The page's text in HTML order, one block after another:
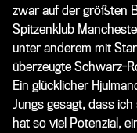
zwar auf der größten
Spitzenklub
unter anderem mit
überzeugte Schwarz-
Ein glücklicher
Jungs gesagt, dass
hat so viel Potenzial,